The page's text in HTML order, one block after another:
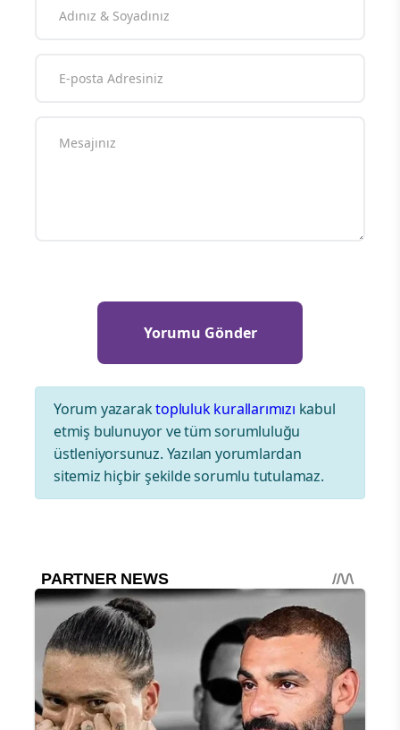
Yorum yazaraktopluluk kurallarımızı kabul
etmiş bulunuyor ve tüm sorumluluğu
üstleniyorsunuz. Yazılan yorumlardan
sitemiz hiçbir şekilde sorumlu tutulamaz.